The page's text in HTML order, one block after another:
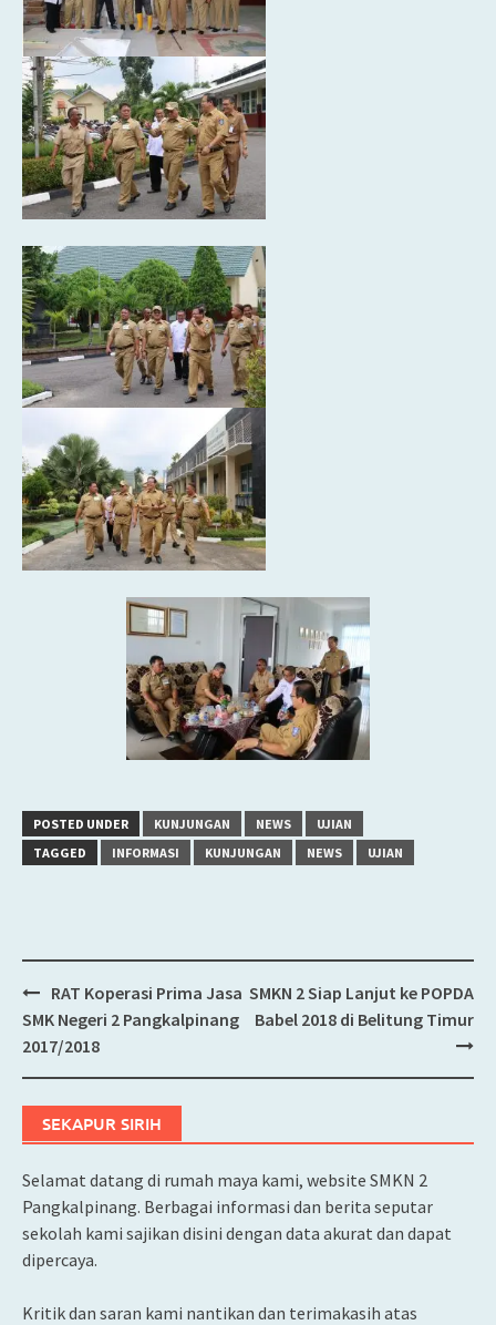
POSTED UNDER KUNJUNGAN NEWS
UJIAN
TAGGED
INFORMASI KUNJUNGAN NEWS UJIAN
Post
navigation
RAT Koperasi Prima Jasa
SMK Negeri 2 Pangkalpinang
2017/2018
SMKN 2 Siap Lanjut ke POPDA
Babel 2018 di Belitung Timur
SEKAPUR SIRIH
Selamat datang di rumah maya kami, website SMKN 2
Pangkalpinang. Berbagai informasi dan berita seputar
sekolah kami sajikan disini dengan data akurat dan dapat
dipercaya.
Kritik dan saran kami nantikan dan terimakasih atas